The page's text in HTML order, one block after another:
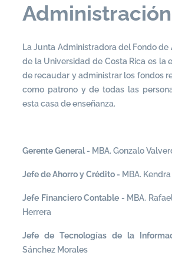
Administración
La Junta Administradora del Fondo de
de la Universidad de Costa Rica es la
de recaudar y administrar los fondos
como patrono y de todas las
esta casa de enseñanza.
Gerente General - MBA. Gonzalo
Jefe de Ahorro y Crédito- MBA.
Jefe Financiero Contable - MBA.
Herrera
Jefe de Tecnologías de la
Sánchez Morales